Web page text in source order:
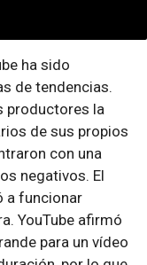
ha sido
de tendencias.
productores la
de sus propios
con una
negativos. El
a funcionar
YouTube afirmó
para un vídeo